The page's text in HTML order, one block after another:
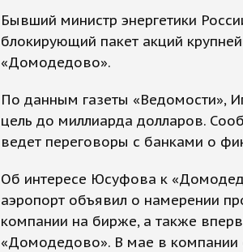
Бывший министр энергетики
блокирующий пакет акций
«Домодедово».
По данным газеты «Ведомости»,
цель до миллиарда долларов.
ведет переговоры с банками о
Об интересе Юсуфова к
аэропорт объявил о намерении
компании на бирже, а также
«Домодедово». В мае в компании